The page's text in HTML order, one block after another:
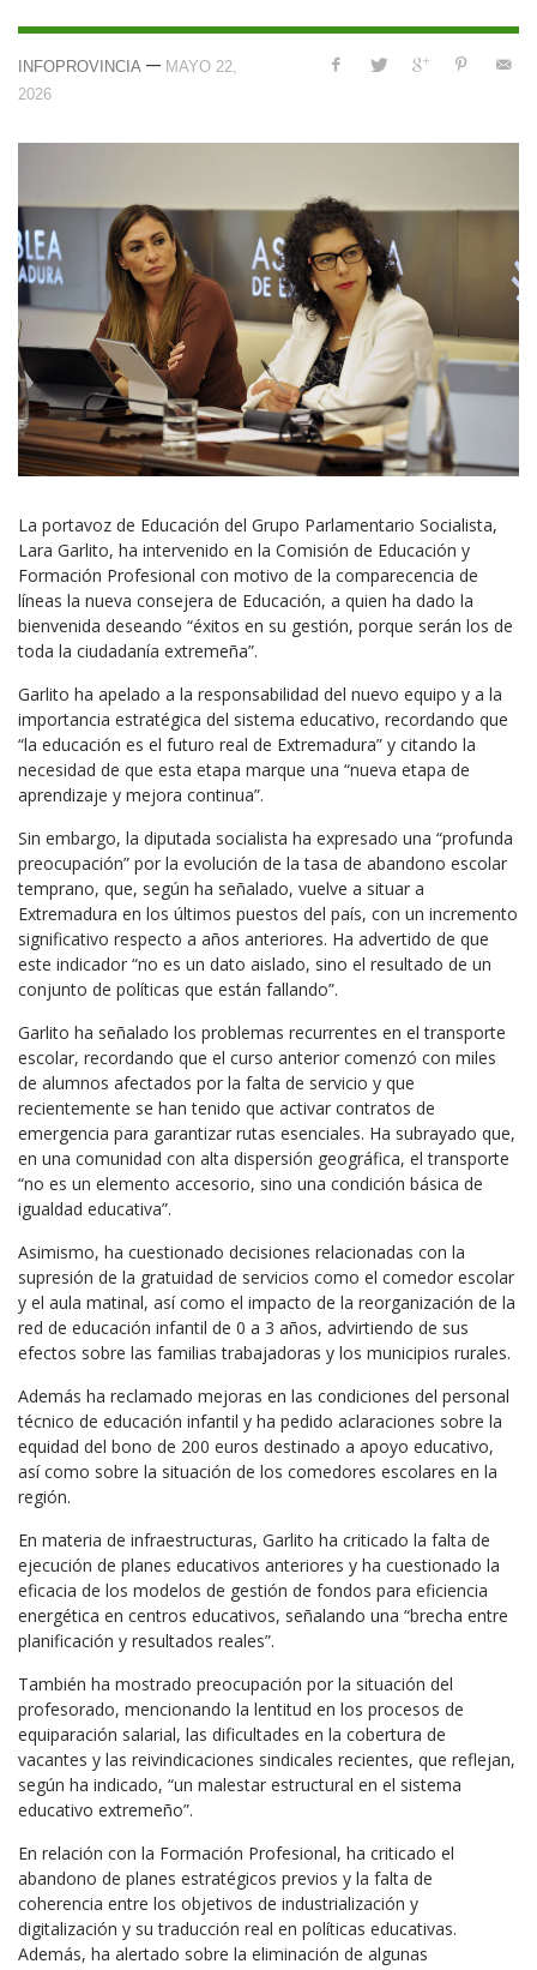
INFOPROVINCIA — MAYO 22,
2026
La portavoz de Educación del Grupo Parlamentario Socialista,
Lara Garlito, ha intervenido en la Comisión de Educación y
Formación Profesional con motivo de la comparecencia de
líneas la nueva consejera de Educación, a quien ha dado la
bienvenida deseando “éxitos en su gestión, porque serán los de
toda la ciudadanía extremeña”.
Garlito ha apelado a la responsabilidad del nuevo equipo y a la
importancia estratégica del sistema educativo, recordando que
“la educación es el futuro real de Extremadura” y citando la
necesidad de que esta etapa marque una “nueva etapa de
aprendizaje y mejora continua”.
Sin embargo, la diputada socialista ha expresado una “profunda
preocupación” por la evolución de la tasa de abandono escolar
temprano, que, según ha señalado, vuelve a situar a
Extremadura en los últimos puestos del país, con un incremento
significativo respecto a años anteriores. Ha advertido de que
este indicador “no es un dato aislado, sino el resultado de un
conjunto de políticas que están fallando”.
Garlito ha señalado los problemas recurrentes en el transporte
escolar, recordando que el curso anterior comenzó con miles
de alumnos afectados por la falta de servicio y que
recientemente se han tenido que activar contratos de
emergencia para garantizar rutas esenciales. Ha subrayado que,
en una comunidad con alta dispersión geográfica, el transporte
“no es un elemento accesorio, sino una condición básica de
igualdad educativa”.
Asimismo, ha cuestionado decisiones relacionadas con la
supresión de la gratuidad de servicios como el comedor escolar
y el aula matinal, así como el impacto de la reorganización de la
red de educación infantil de 0 a 3 años, advirtiendo de sus
efectos sobre las familias trabajadoras y los municipios rurales.
Además ha reclamado mejoras en las condiciones del personal
técnico de educación infantil y ha pedido aclaraciones sobre la
equidad del bono de 200 euros destinado a apoyo educativo,
así como sobre la situación de los comedores escolares en la
región.
En materia de infraestructuras, Garlito ha criticado la falta de
ejecución de planes educativos anteriores y ha cuestionado la
eficacia de los modelos de gestión de fondos para eficiencia
energética en centros educativos, señalando una “brecha entre
planificación y resultados reales”.
También ha mostrado preocupación por la situación del
profesorado, mencionando la lentitud en los procesos de
equiparación salarial, las dificultades en la cobertura de
vacantes y las reivindicaciones sindicales recientes, que reflejan,
según ha indicado, “un malestar estructural en el sistema
educativo extremeño”.
En relación con la Formación Profesional, ha criticado el
abandono de planes estratégicos previos y la falta de
coherencia entre los objetivos de industrialización y
digitalización y su traducción real en políticas educativas.
Además, ha alertado sobre la eliminación de algunas